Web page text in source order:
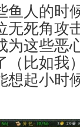
鱼人的时
无死角攻
为这些恶
（比如我
想起小时